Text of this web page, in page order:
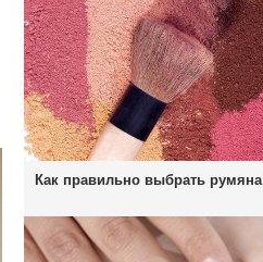
Как правильно выбрать румяна